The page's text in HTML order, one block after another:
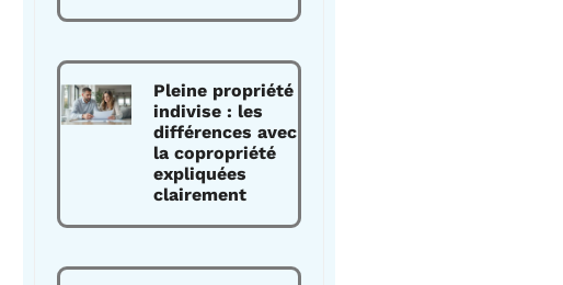
Pleine propriété
indivise : les
différences avec
la copropriété
expliquées
clairement